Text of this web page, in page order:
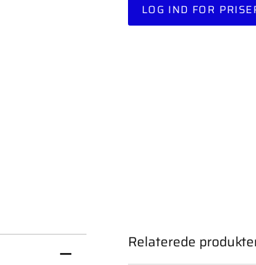
LOG IND FOR
Relaterede